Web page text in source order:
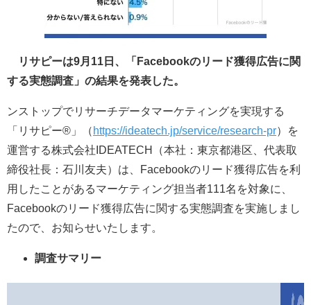
リサピーは9月11日、「Facebookのリード獲得広告に関
する実態調査」の結果を発表した。
ンストップでリサーチデータマーケティングを実現する
「リサピー®️」（ https://ideatech.jp/service/research-pr）を
運営する株式会社IDEATECH（本社：東京都港区、代表取
締役社長：石川友夫）は、Facebookのリード獲得広告を利
用したことがあるマーケティング担当者111名を対象に、
Facebookのリード獲得広告に関する実態調査を実施しまし
たので、お知らせいたします。
調査サマリー